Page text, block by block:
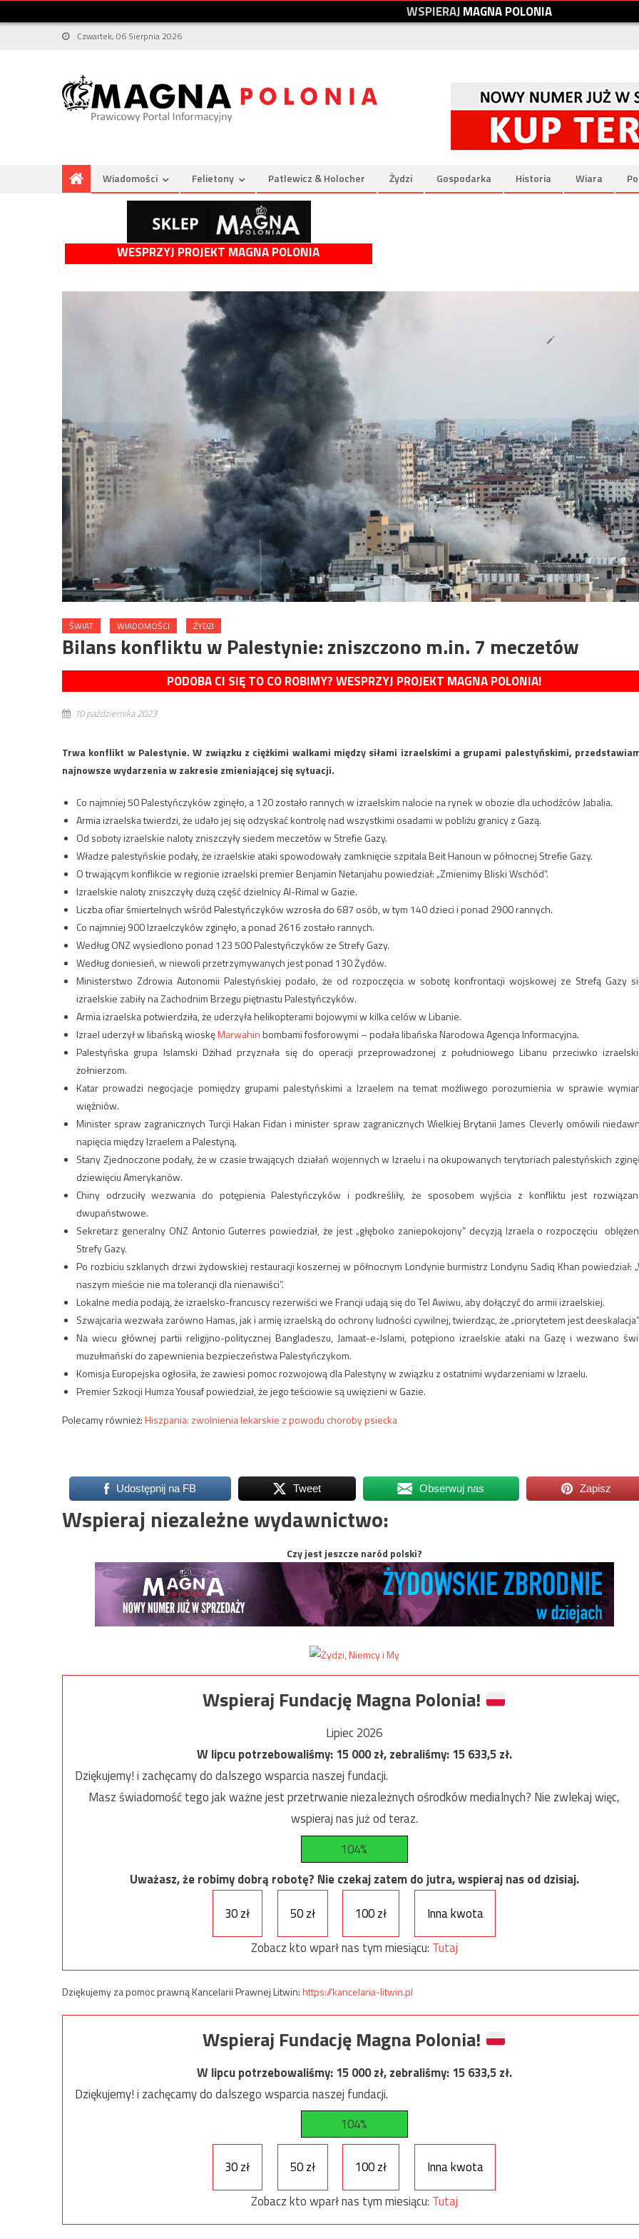
WSPIERAJMAGNAPOLONIA
Czwartek, 06 Sierpnia 2026
Wiadomości Felietony Patlewicz & Holocher Żydzi Gospodarka Historia Wiara
WESPRZYJ PROJEKT MAGNA POLONIA
ŚWIAT WIADOMOŚCI ŻYDZI
Bilans konfliktu w Palestynie: zniszczono m.in. 7 meczetów
PODOBA CI SIĘ TO CO ROBIMY? WESPRZYJ PROJEKT MAGNA POLONIA!
10 października 2023
Trwa konflikt w Palestynie. W związku z ciężkimi walkami między siłami izraelskimi a grupami palestyńskimi,
najnowsze wydarzenia w zakresie zmieniającej się sytuacji.
Co najmniej 50 Palestyńczyków zginęło, a 120 zostało rannych w izraelskim nalocie na rynek w obozie dla uchodźców Jabalia.
Armia izraelska twierdzi, że ​​udało jej się odzyskać kontrolę nad wszystkimi osadami w pobliżu granicy z Gazą.
Od soboty izraelskie naloty zniszczyły siedem meczetów w Strefie Gazy.
Władze palestyńskie podały, że izraelskie ataki spowodowały zamknięcie szpitala Beit Hanoun w północnej Strefie Gazy.
O trwającym konflikcie w regionie izraelski premier Benjamin Netanjahu powiedział: „Zmienimy Bliski Wschód”.
Izraelskie naloty zniszczyły dużą część dzielnicy Al-Rimal w Gazie.
Liczba ofiar śmiertelnych wśród Palestyńczyków wzrosła do 687 osób, w tym 140 dzieci i ponad 2900 rannych.
Co najmniej 900 Izraelczyków zginęło, a ponad 2616 zostało rannych.
Według ONZ wysiedlono ponad 123 500 Palestyńczyków ze Strefy Gazy.
Według doniesień, w niewoli przetrzymywanych jest ponad 130 Żydów.
Ministerstwo Zdrowia Autonomii Palestyńskiej podało, że od rozpoczęcia w sobotę konfrontacji wojskowej ze Strefą Gazy
izraelskie zabiły na Zachodnim Brzegu piętnastu Palestyńczyków.
Armia izraelska potwierdziła, że ​​uderzyła helikopterami bojowymi w kilka celów w Libanie.
Izrael uderzył w libańską wioskęMarwahinbombami fosforowymi – podała libańska Narodowa Agencja Informacyjna.
Palestyńska grupa Islamski Dżihad przyznała się do operacji przeprowadzonej z południowego Libanu przeciwko
żołnierzom.
Katar prowadzi negocjacje pomiędzy grupami palestyńskimi a Izraelem na temat możliwego porozumienia w sprawie
więźniów.
Minister spraw zagranicznych Turcji Hakan Fidan i minister spraw zagranicznych Wielkiej Brytanii James Cleverly omówili
napięcia między Izraelem a Palestyną.
Stany Zjednoczone podały, że w czasie trwających działań wojennych w Izraelu i na okupowanych terytoriach palestyńskich
dziewięciu Amerykanów.
Chiny odrzuciły wezwania do potępienia Palestyńczyków ​​i podkreśliły, że sposobem wyjścia z konfliktu jest
dwupaństwowe.
Sekretarz generalny ONZ Antonio Guterres powiedział, że jest „głęboko zaniepokojony” decyzją Izraela o rozpoczęciu
Strefy Gazy.
Po rozbiciu szklanych drzwi żydowskiej restauracji koszernej w północnym Londynie burmistrz Londynu Sadiq Khan powiedział:
naszym mieście nie ma tolerancji dla nienawiści”.
Lokalne media podają, że izraelsko-francuscy rezerwiści we Francji udają się do Tel Awiwu, aby dołączyć do armii izraelskiej.
Szwajcaria wezwała zarówno Hamas, jak i armię izraelską do ochrony ludności cywilnej, twierdząc, że „priorytetem jest
Na wiecu głównej partii religijno-politycznej Bangladeszu, Jamaat-e-Islami, potępiono izraelskie ataki na Gazę i wezwano
muzułmański do zapewnienia bezpieczeństwa Palestyńczykom.
Komisja Europejska ogłosiła, że ​​zawiesi pomoc rozwojową dla Palestyny ​​w związku z ostatnimi wydarzeniami w Izraelu.
Premier Szkocji Humza Yousaf powiedział, że jego teściowie są uwięzieni w Gazie.
Polecamy również:Hiszpania: zwolnienia lekarskie z powodu choroby psiecka
Udostępnij na FB Tweet Obserwuj nas Zapisz
Wspieraj niezależne wydawnictwo:
Czy jest jeszcze naród polski?
Wspieraj Fundację Magna Polonia!
Lipiec 2026
W lipcu potrzebowaliśmy:15 000zł, zebraliśmy:15 633,5zł.
Dziękujemy! i zachęcamy do dalszego wsparcia naszej fundacji.
Masz świadomość tego jak ważne jest przetrwanie niezależnych ośrodków medialnych? Nie zwlekaj więc,
wspieraj nas już od teraz.
104%
Uważasz, że robimy dobrą robotę? Nie czekaj zatem do jutra, wspieraj nas od dzisiaj.
30 zł
50 zł 100 zł
Inna kwota
Zobacz kto wparł nas tym miesiącu: Tutaj
Dziękujemy za pomoc prawną Kancelarii Prawnej Litwin:https://kancelaria-litwin.pl
Wspieraj Fundację Magna Polonia!
W lipcu potrzebowaliśmy:15 000zł, zebraliśmy:15 633,5zł.
Dziękujemy! i zachęcamy do dalszego wsparcia naszej fundacji.
104%
30 zł 50 zł 100 zł
Inna kwota
Zobacz kto wparł nas tym miesiącu: Tutaj